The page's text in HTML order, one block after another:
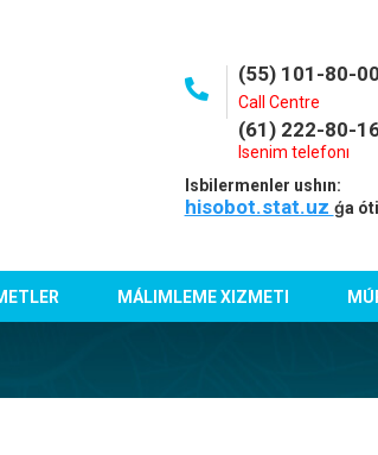
(55) 101-80-00
Call Centre
(61) 222-80-
Isenim telefonı
Isbilermenler ushın:
hisobot.stat.uz ǵa
MÁLIMLEME XIZMETI